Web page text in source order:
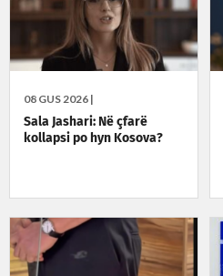
08 GUS 2026 |
Sala Jashari: Në çfarë
kollapsi po hyn Kosova?